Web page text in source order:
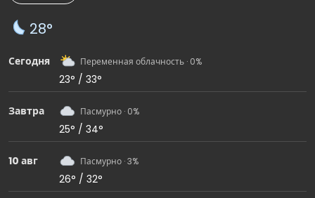
28°
Сегодня Переменная облачность · 0%
23° / 33°
Завтра Пасмурно · 0%
25° / 34°
10 авг Пасмурно · 3%
26° / 32°